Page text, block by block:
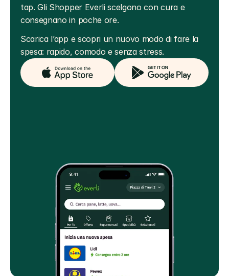
tap. Gli Shopper Everli scelgono con cura e
consegnano in poche ore.
Scarica l’app e scopri un nuovo modo di fare la
spesa: rapido, comodo e senza stress.